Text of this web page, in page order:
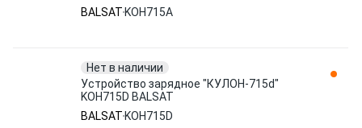
BALSAT KOH715A
Нет в наличии
Устройство зарядное "КУЛОН-715d"
KOH715D BALSAT
BALSAT KOH715D